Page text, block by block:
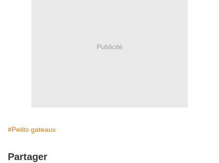
Publicité
#Petits gateaux
Partager